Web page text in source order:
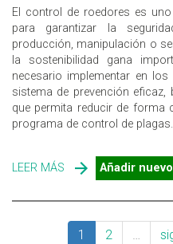
El control de roedores es
para garantizar la
producción, manipulación o
la sostenibilidad gana
necesario implementar en
sistema de prevención
que permita reducir de forma
programa de control de plagas.
LEER MÁS SOBRE CONTROL
INDUSTRIA
Añadir
1 2 …